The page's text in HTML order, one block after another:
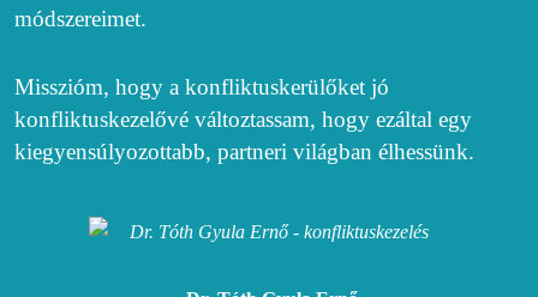
módszereimet.
Misszióm, hogy a konfliktuskerülőket jó
konfliktuskezelővé változtassam, hogy ezáltal egy
kiegyensúlyozottabb, partneri világban élhessünk.